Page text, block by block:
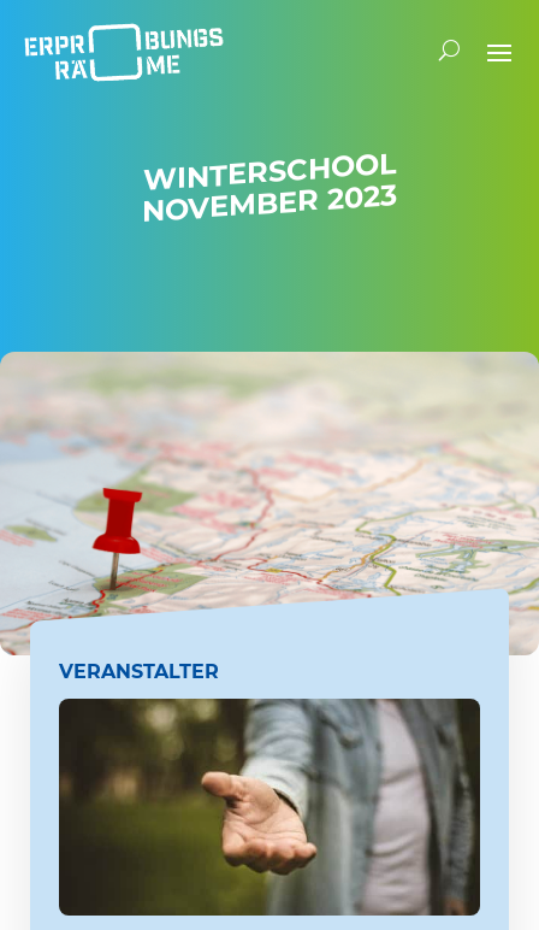
WINTER­SCHOOL
NOVEMBER 2023
VERANSTALTER